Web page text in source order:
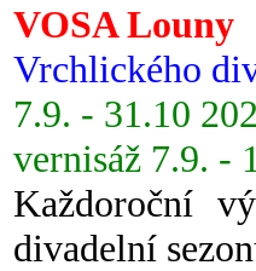
VOSA Louny
Vrchlického
7.9. - 31.10
vernisáž 7.9. -
Každoroční
divadelní